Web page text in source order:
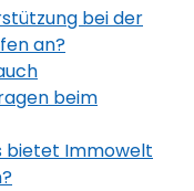
bei der
an?
beim
bietet Immowelt